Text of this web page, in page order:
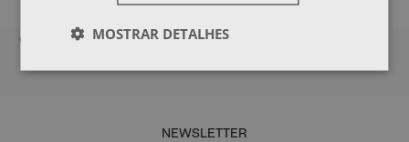
O QUE DIZEM OS NOSSOS CLIENTES
NEWSLETTER
MOSTRAR DETALHES